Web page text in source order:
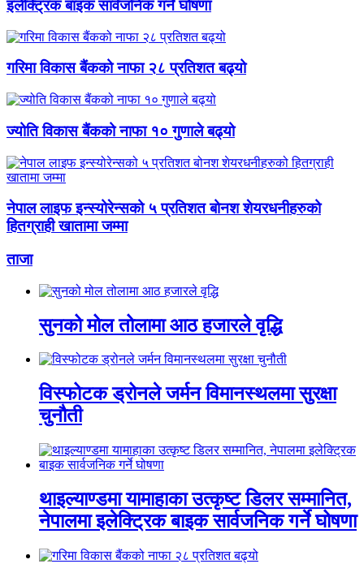
इलेक्ट्रिक बाइक सार्वजनिक गर्ने घोषणा
गरिमा विकास बैंकको नाफा २८ प्रतिशत बढ्यो
ज्योति विकास बैंकको नाफा १० गुणाले बढ्यो
नेपाल लाइफ इन्स्योरेन्सको ५ प्रतिशत बोनश शेयरधनीहरुको
हितग्राही खातामा जम्मा
ताजा
सुनको मोल तोलामा आठ हजारले वृद्धि
विस्फोटक ड्रोनले जर्मन विमानस्थलमा सुरक्षा
चुनौती
थाइल्याण्डमा यामाहाका उत्कृष्ट डिलर सम्मानित,
नेपालमा इलेक्ट्रिक बाइक सार्वजनिक गर्ने घोषणा